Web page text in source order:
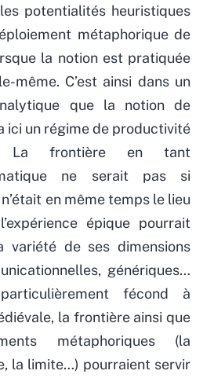
potentialités heuristiques
métaphorique de
la notion est pratiquée
même. C’est ainsi dans un
que la notion de
ici un régime de productivité
La frontière en tant
ne serait pas si
en même temps le lieu
épique pourrait
de ses dimensions
génériques…
fécond à
la frontière ainsi que
métaphoriques (la
la limite…) pourraient servir